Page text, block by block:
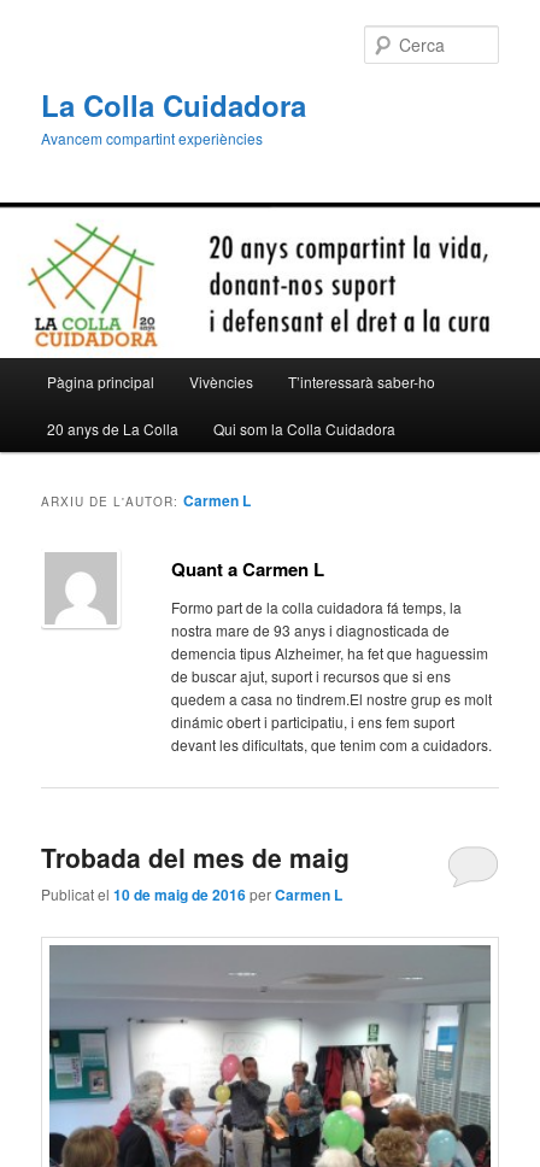
La Colla Cuidadora
Avancem compartint experiències
principal
Pàgina principal Vivències T’interessarà saber-ho
20 anys de La Colla Qui som la Colla Cuidadora
ARXIU DE L'AUTOR:Carmen L
Quant a Carmen L
Formo part de la colla cuidadora fá temps, la
nostra mare de 93 anys i diagnosticada de
demencia tipus Alzheimer, ha fet que haguessim
de buscar ajut, suport i recursos que si ens
quedem a casa no tindrem.El nostre grup es molt
dinámic obert i participatiu, i ens fem suport
devant les dificultats, que tenim com a cuidadors.
Trobada del mes de maig
Publicat el10 de maig de 2016perCarmen L